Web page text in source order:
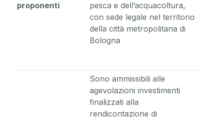
proponenti
pesca e dell’acquacoltura,
con sede legale nel territorio
della città metropolitana di
Bologna
Sono ammissibili alle
agevolazioni investimenti
finalizzati alla
rendicontazione di